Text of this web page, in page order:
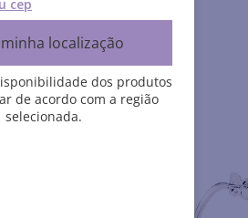
cep
localização
dos produtos
de acordo com a região
selecionada.